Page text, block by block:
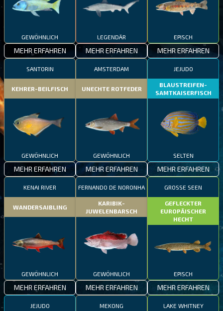
GEWÖHNLICH
MEHR ERFAHREN
LEGENDÄR
MEHR ERFAHREN
EPISCH
MEHR ERFAHREN
SANTORIN
KEHRER-BEILFISCH
GEWÖHNLICH
MEHR ERFAHREN
AMSTERDAM
UNECHTE ROTFEDER
GEWÖHNLICH
MEHR ERFAHREN
JEJUDO
BLAUSTREIFEN-
SAMTKAISERFISCH
SELTEN
MEHR ERFAHREN
KENAI RIVER
WANDERSAIBLING
GEWÖHNLICH
MEHR ERFAHREN
FERNANDO DE NORONHA
KARIBIK-
JUWELENBARSCH
GEWÖHNLICH
MEHR ERFAHREN
GROSSE SEEN
GEFLECKTER
EUROPÄISCHER
HECHT
EPISCH
MEHR ERFAHREN
JEJUDO MEKONG LAKE WHITNEY